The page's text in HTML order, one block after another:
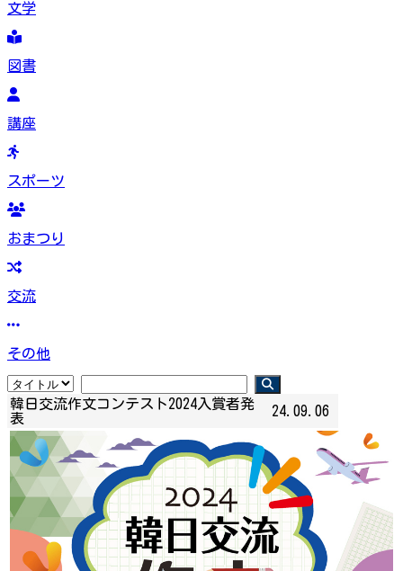
文学
図書
講座
スポーツ
おまつり
交流
その他
韓日交流作文コンテスト2024入賞者発
表
24.09.06